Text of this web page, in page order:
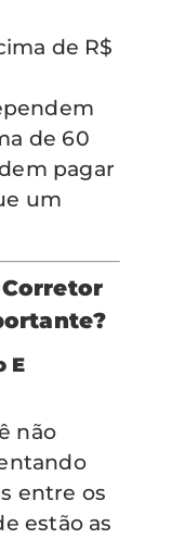
de R$
de 60
pagar
um
E
não
entre os
estão as